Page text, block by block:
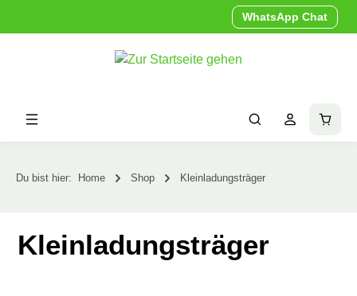
WhatsApp Chat
Du bist hier: Home Shop Kleinladungsträger
Kleinladungsträger